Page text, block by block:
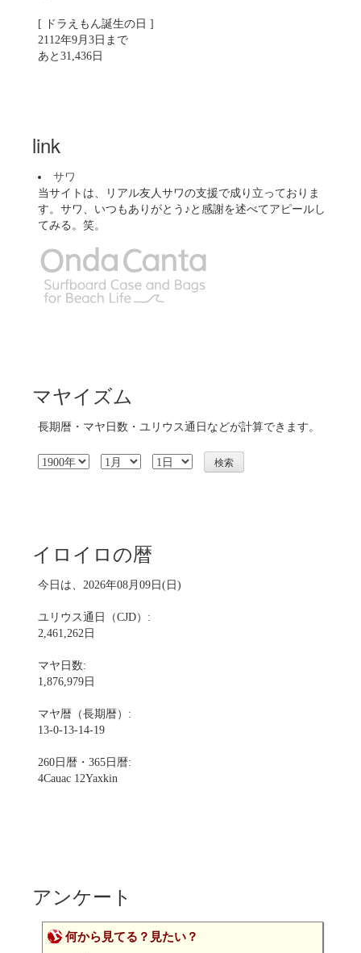
[ ドラえもん誕生の日 ]
2112年9月3日まで
あと31,436日
link
サワ
当サイトは、リアル友人サワの支援で成り立っておりま
す。サワ、いつもありがとう♪と感謝を述べてアピールし
てみる。笑。
マヤイズム
長期暦・マヤ日数・ユリウス通日などが計算できます。
イロイロの暦
今日は、2026年08月09日(日)
ユリウス通日（CJD）:
2,461,262日
マヤ日数:
1,876,979日
マヤ暦（長期暦）:
13-0-13-14-19
260日暦・365日暦:
4Cauac 12Yaxkin
アンケート
何から見てる？見たい？